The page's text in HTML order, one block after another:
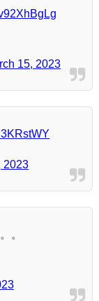
15, 2023
2023
。